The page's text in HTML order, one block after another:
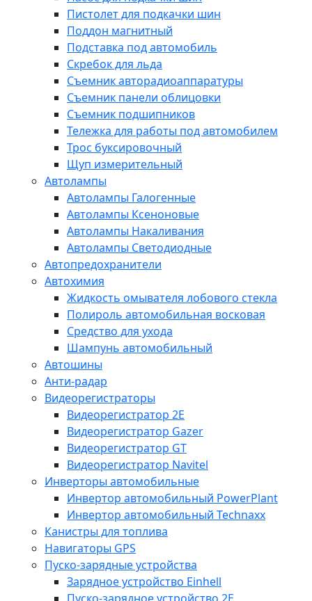
Пистолет для подкачки шин
Поддон магнитный
Подставка под автомобиль
Скребок для льда
Съемник авторадиоаппаратуры
Съемник панели облицовки
Съемник подшипников
Тележка для работы под автомобилем
Трос буксировочный
Щуп измерительный
Автолампы
Автолампы Галогенные
Автолампы Ксеноновые
Автолампы Накаливания
Автолампы Светодиодные
Автопредохранители
Автохимия
Жидкость омывателя лобового стекла
Полироль автомобильная восковая
Средство для ухода
Шампунь автомобильный
Автошины
Анти-радар
Видеорегистраторы
Видеорегистратор 2E
Видеорегистратор Gazer
Видеорегистратор GT
Видеорегистратор Navitel
Инверторы автомобильные
Инвертор автомобильный PowerPlant
Инвертор автомобильный Technaxx
Канистры для топлива
Навигаторы GPS
Пуско-зарядные устройства
Зарядное устройство Einhell